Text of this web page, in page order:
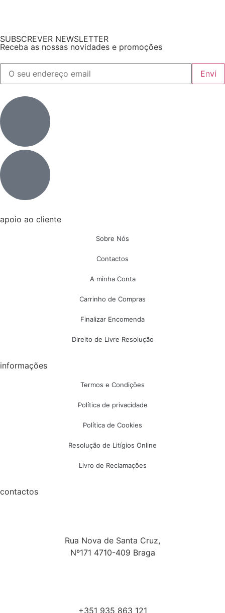
SUBSCREVER NEWSLETTER
Receba as nossas novidades e promoções
apoio ao cliente
Sobre Nós
Contactos
A minha Conta
Carrinho de Compras
Finalizar Encomenda
Direito de Livre Resolução
informações
Termos e Condições
Política de privacidade
Política de Cookies
Resolução de Litígios Online
Livro de Reclamações
contactos
Rua Nova de Santa Cruz,
Nº171 4710-409 Braga
+351 935 863 121